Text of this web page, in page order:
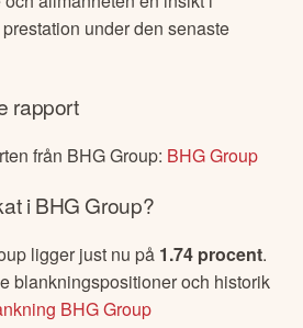
under den senaste
rapport
från BHG Group: BHG Group
iBHG Group?
ligger just nu på 1.74 procent.
blankningspositioner och historik
BHG Group